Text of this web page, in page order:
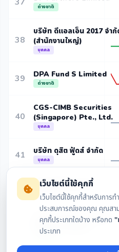
ต่างชาติ
38
บริษัท ดีแอลเอ็น 2017 จำกั
(สำนักงานใหญ่)
บุคคล
39 DPA Fund S Limited
ต่างชาติ
40
CGS-CIMB Securities
(Singapore) Pte., Ltd.
บุคคล
41 บริษัท ดุสิต ฟู้ดส์ จำกัด
บุคคล
42 บัวหลวงหุ้นระยะยาว
บุคคล
AIA Company Limited -
EQTG-D FUND 1
เว็บไซต์นี้ใช้คุกกี้
เว็บไซต์นี้ใช้คุกกี้สำหรับการ
ประสบการณ์ของคุณ คุณสาม
คุกกี้ประเภทใดบ้าง หรือกด "
ประเภท